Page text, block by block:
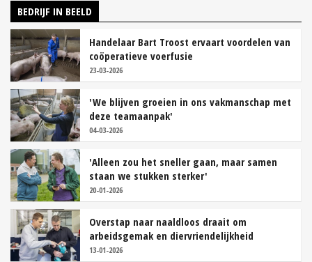
BEDRIJF IN BEELD
Handelaar Bart Troost ervaart voordelen van
coöperatieve voerfusie
23-03-2026
'We blijven groeien in ons vakmanschap met
deze teamaanpak'
04-03-2026
'Alleen zou het sneller gaan, maar samen
staan we stukken sterker'
20-01-2026
Overstap naar naaldloos draait om
arbeidsgemak en diervriendelijkheid
13-01-2026